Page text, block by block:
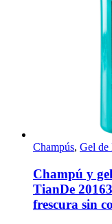
Champús, Gel de
Champú y
TianDe
frescura sin